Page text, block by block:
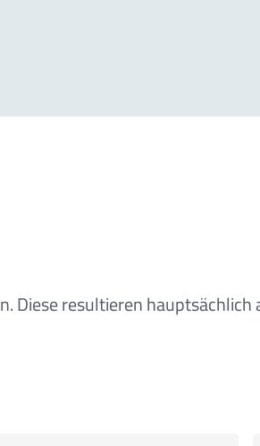
Diese resultieren